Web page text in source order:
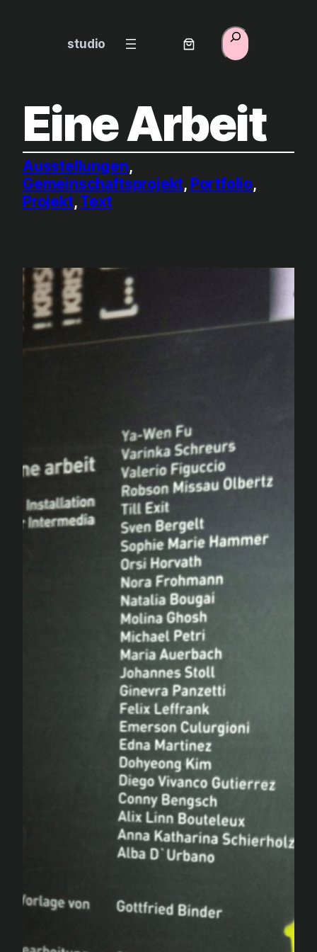
studio
Suchen
Eine Arbeit
Ausstellungen ,
Gemeinschaftsprojekt, Portfolio,
Projekt, Text